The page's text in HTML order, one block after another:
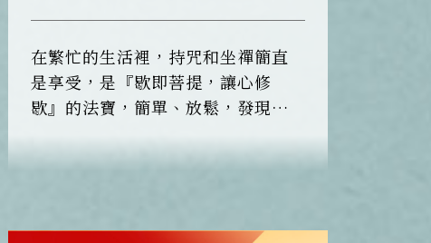
在繁忙的生活裡，持咒和坐禪簡直
是享受，是『歇即菩提，讓心修
歇』的法寶，簡單、放鬆，發現坐
放鬆、到眼觀鼻、鼻觀嘴，到嘴觀
吸，都能因大悲咒的功德來滅除一